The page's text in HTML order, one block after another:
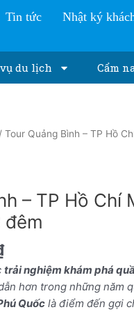
Tin tức Nhật ký
du lịch Cẩm
/ Tour Quảng Bình – TP Hồ
– TP Hồ Chí
đêm
trải nghiệm khám phá
hơn trong những năm
Quốclà điểm đến gợi